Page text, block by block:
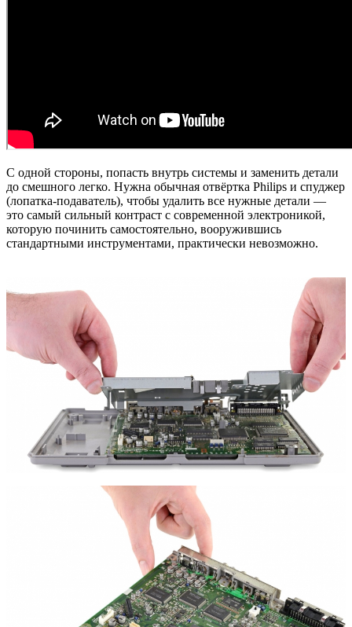
С одной стороны, попасть внутрь системы и заменить детали
до смешного легко. Нужна обычная отвёртка Philips и спуджер
(лопатка-подаватель), чтобы удалить все нужные детали —
это самый сильный контраст с современной электроникой,
которую починить самостоятельно, вооружившись
стандартными инструментами, практически невозможно.